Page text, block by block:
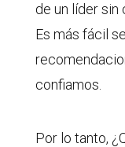
de un líder sin
Es más fácil
confiamos.
Por lo tanto,